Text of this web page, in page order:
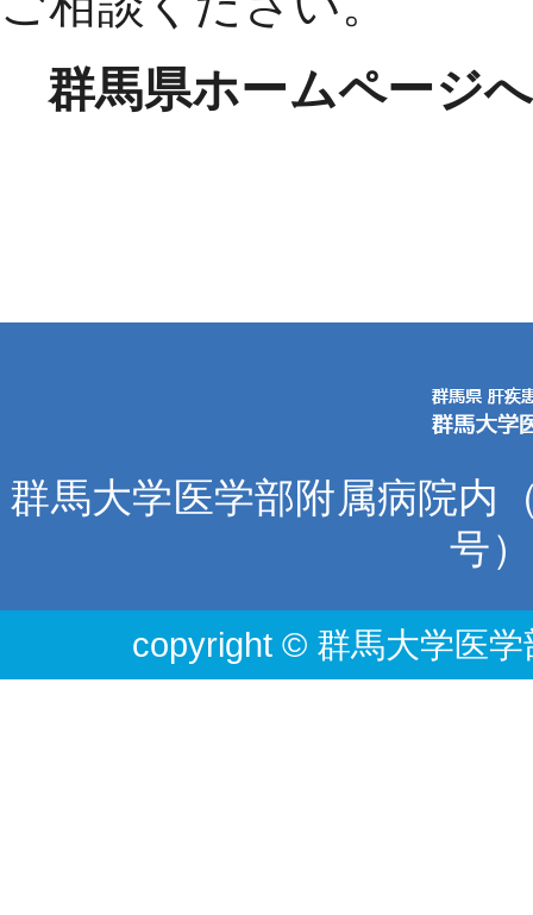
群馬県ホームページ
群馬大学医学部附属病院内
号
copyright © 群馬大学医